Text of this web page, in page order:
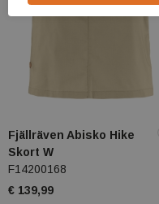
Fjällräven Abisko Hike
Skort W
F14200168
€ 139,99